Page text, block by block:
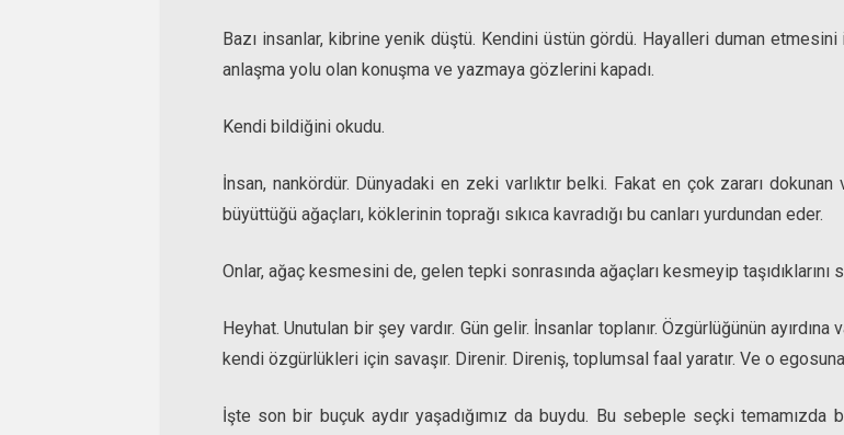
Bazı insanlar, kibrine yenik düştü. Kendini üstün gördü. Hayalleri duman
anlaşma yolu olan konuşma ve yazmaya gözlerini kapadı.
Kendi bildiğini okudu.
İnsan, nankördür. Dünyadaki en zeki varlıktır belki. Fakat en çok zararı dokunan
büyüttüğü ağaçları, köklerinin toprağı sıkıca kavradığı bu canları yurdundan eder.
Onlar, ağaç kesmesini de, gelen tepki sonrasında ağaçları kesmeyip
Heyhat. Unutulan bir şey vardır. Gün gelir. İnsanlar toplanır. Özgürlüğünün ayırdına
kendi özgürlükleri için savaşır. Direnir. Direniş, toplumsal faal yaratır. Ve o egosuna
İşte son bir buçuk aydır yaşadığımız da buydu. Bu sebeple seçki temamızda